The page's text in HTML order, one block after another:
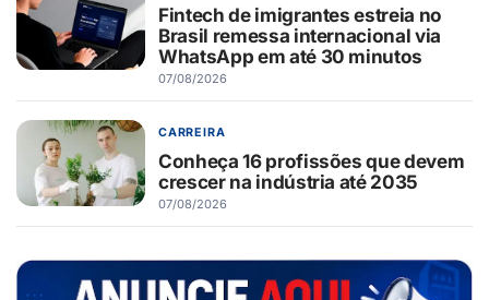
Fintech de imigrantes estreia no
Brasil remessa internacional via
WhatsApp em até 30 minutos
07/08/2026
CARREIRA
Conheça 16 profissões que devem
crescer na indústria até 2035
07/08/2026